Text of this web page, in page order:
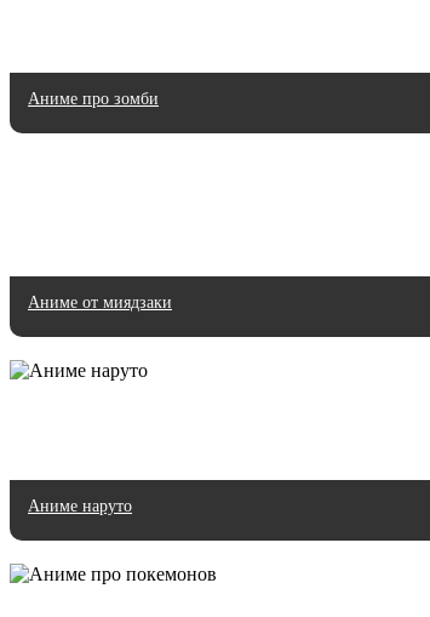
Аниме про зомби
Аниме от миядзаки
Аниме наруто